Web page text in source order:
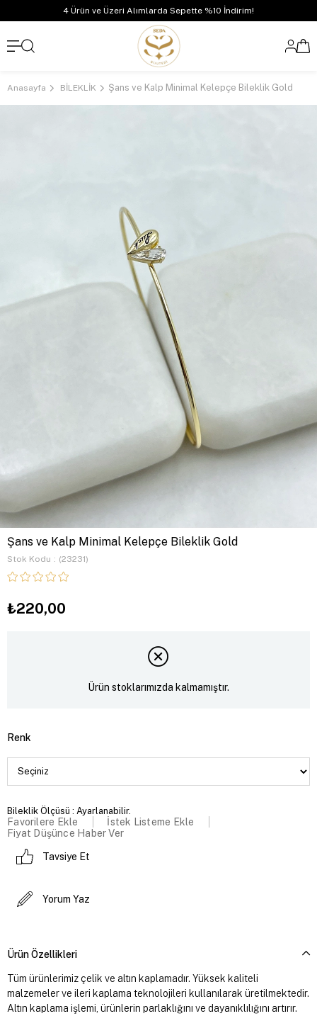
4 Ürün ve Üzeri Alımlarda Sepette %10 İndirim!
Anasayfa BİLEKLİK Şans ve Kalp Minimal Kelepçe Bileklik Gold
Şans ve Kalp Minimal Kelepçe Bileklik Gold
Stok Kodu (23231)
₺220,00
Ürün stoklarımızda kalmamıştır.
Renk
Bileklik Ölçüsü : Ayarlanabilir.
Favorilere Ekle
İstek Listeme Ekle
Fiyat Düşünce Haber Ver
Tavsiye Et
Yorum Yaz
Ürün Özellikleri
Tüm ürünlerimiz çelik ve altın kaplamadır. Yüksek kaliteli
malzemeler ve ileri kaplama teknolojileri kullanılarak üretilmektedir.
Altın kaplama işlemi, ürünlerin parlaklığını ve dayanıklılığını artırır.